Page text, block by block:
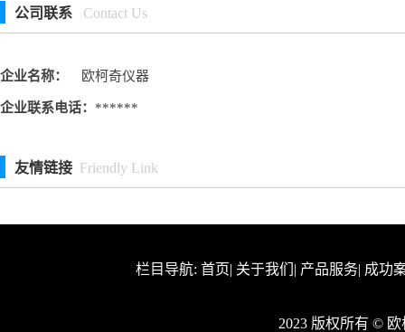
公司联系 Contact Us
企业名称： 欧柯奇仪器
企业联系电话： ******
友情链接 Friendly Link
栏目导航: 首页| 关于我们 | 产品服务| 成功
2023 版权所有 ©